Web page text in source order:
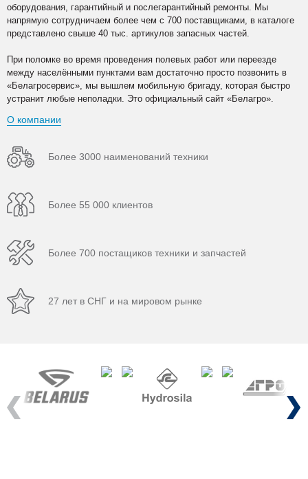
оборудования, гарантийный и послегарантийный ремонты. Мы
напрямую сотрудничаем более чем с 700 поставщиками, в каталоге
представлено свыше 40 тыс. артикулов запасных частей.
При поломке во время проведения полевых работ или переезде
между населёнными пунктами вам достаточно просто позвонить в
«Белагросервис», мы вышлем мобильную бригаду, которая быстро
устранит любые неполадки. Это официальный сайт «Белагро».
О компании
Более 3000 наименований техники
Более 55 000 клиентов
Более 700 постащиков техники и запчастей
27 лет в СНГ и на мировом рынке
Previous Next